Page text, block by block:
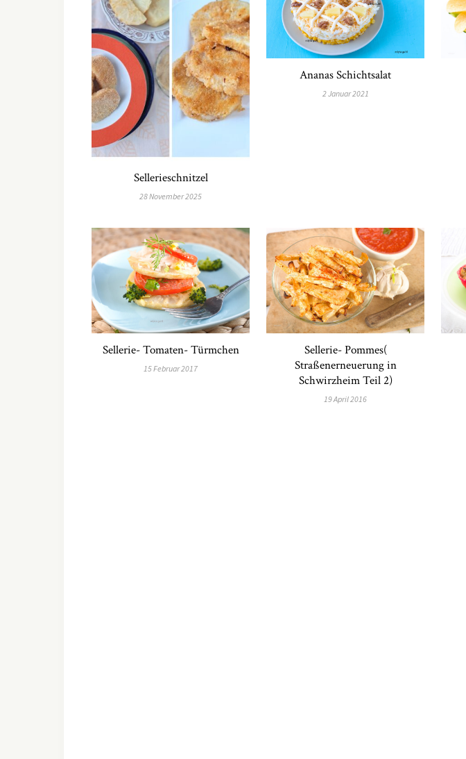
Sellerieschnitzel
28 November 2025
Ananas Schichtsalat
2 Januar 2021
Sellerie- Tomaten- Türmchen
15 Februar 2017
Sellerie- Pommes(
Straßenerneuerung in
Schwirzheim Teil 2)
19 April 2016